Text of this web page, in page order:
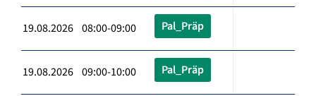
19.08.2026 08:00-09:00 Pal_Präp
19.08.2026 09:00-10:00 Pal_Präp